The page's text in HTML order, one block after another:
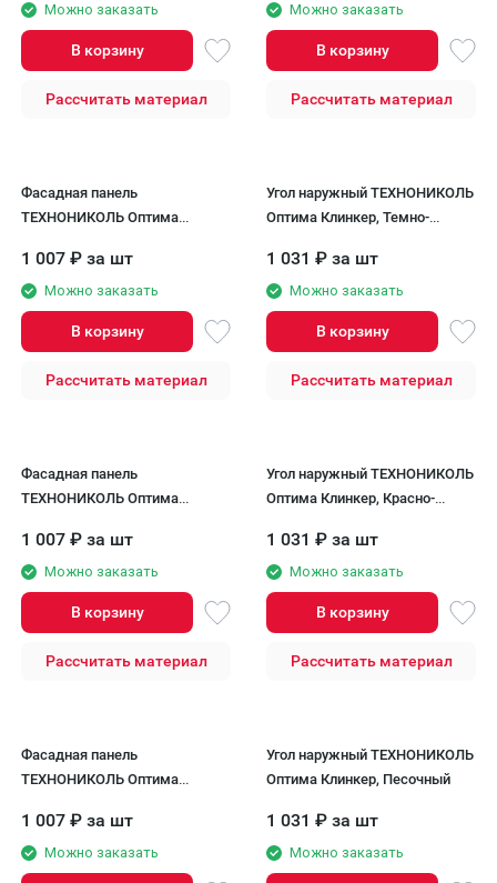
Можно заказать
В корзину
Рассчитать материал
Можно заказать
В корзину
Рассчитать материал
Фасадная панель
ТЕХНОНИКОЛЬ Оптима
1 007 ₽ за шт
Можно заказать
В корзину
Рассчитать материал
Угол наружный ТЕХНОНИКОЛЬ
Оптима Клинкер, Темно-
1 031 ₽ за шт
Можно заказать
В корзину
Рассчитать материал
Фасадная панель
ТЕХНОНИКОЛЬ Оптима
1 007 ₽ за шт
Можно заказать
В корзину
Рассчитать материал
Угол наружный ТЕХНОНИКОЛЬ
Оптима Клинкер, Красно-
1 031 ₽ за шт
Можно заказать
В корзину
Рассчитать материал
Фасадная панель
ТЕХНОНИКОЛЬ Оптима
1 007 ₽ за шт
Можно заказать
Угол наружный ТЕХНОНИКОЛЬ
Оптима Клинкер, Песочный
1 031 ₽ за шт
Можно заказать